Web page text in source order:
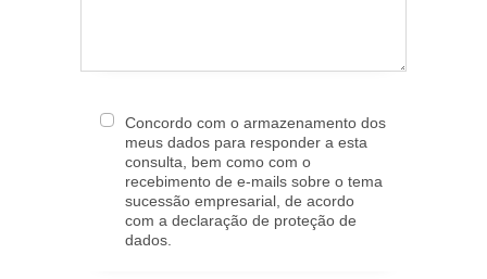
Concordo com o armazenamento dos
meus dados para responder a esta
consulta, bem como com o
recebimento de e-mails sobre o tema
sucessão empresarial, de acordo
com a declaração de proteção de
dados.